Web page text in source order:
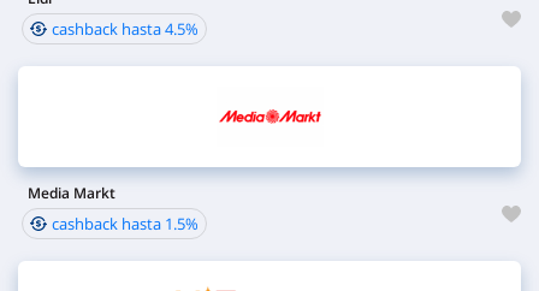
cashback hasta 4.5%
Media Markt
cashback hasta 1.5%